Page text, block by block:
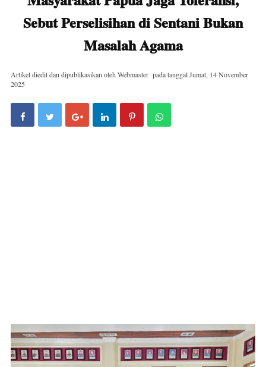
Sebut Perselisihan di Sentani Bukan
Masalah Agama
Artikel diedit dan dipublikasikan oleh Webmaster pada tanggalJumat, 14 November
2025